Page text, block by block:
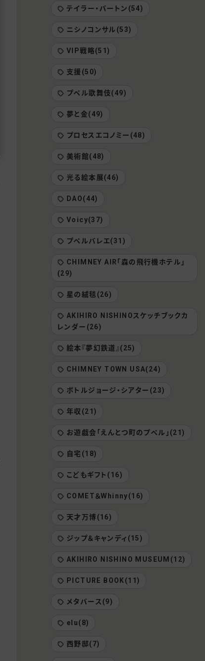
テイラー・バートン(54)
ニシノコンサル(53)
VIP戦略(51)
支援(50)
プペル歌舞伎(49)
夢と金(49)
プロセスエコノミー(48)
美術館(48)
光る絵本展(46)
DAO(44)
Voicy(37)
プペルバレエ(31)
CHIMNEY AIR「森の飛行機ホテル」
(29)
星の絨毯(26)
AKIHIRO NISHINOスケッチブックカ
レンダー(26)
絵本『夢幻鉄道』(25)
CHIMNEY TOWN USA(24)
ボトルジョージ・シアター(23)
年収(21)
お遊戯会「えんとつ町のプペル」(21)
自宅(18)
こどもギフト(16)
COMET＆Whinny(16)
天才万博(16)
ジップ＆キャンディ(15)
AKIHIRO NISHINO MUSEUM(12)
PICTURE BOOK(11)
メタバース(9)
elu(8)
西野邸(7)